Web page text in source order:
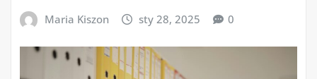
Maria Kiszon sty 28, 2025 0